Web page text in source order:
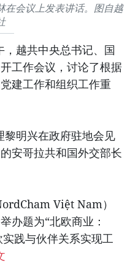
在会议上发表讲话。图自越
越共中央总书记、国
工作会议，讨论了根据
建工作和组织工作重
黎明兴在政府驻地会见
安哥拉共和国外交部长
Việt Nam）
办题为“北欧商业：
践与伙伴关系实现工